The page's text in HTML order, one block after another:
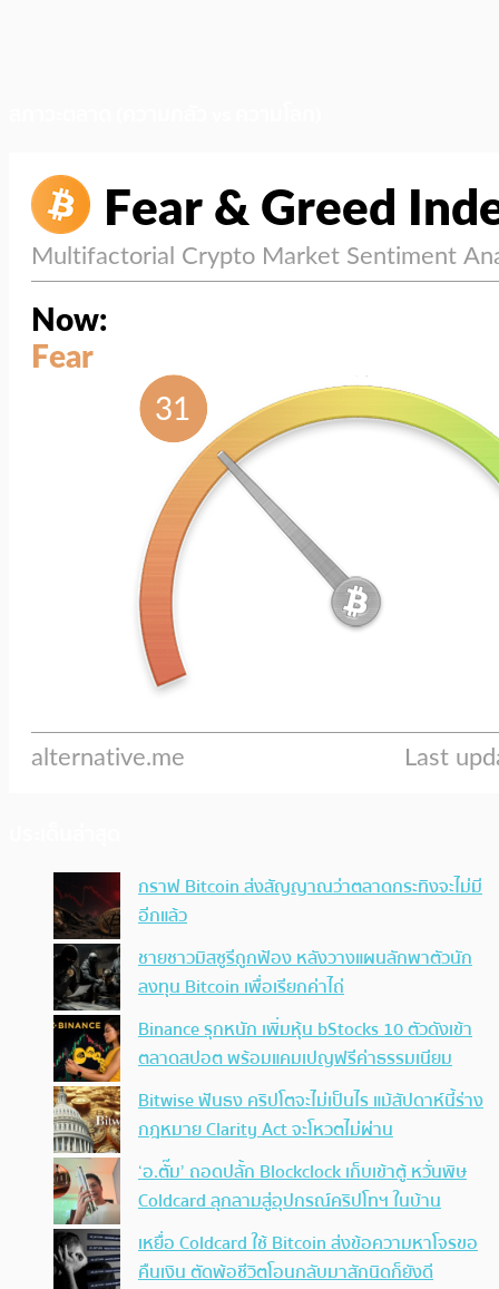
กราฟ Bitcoin ส่งสัญญาณว่าตลาดกระทิงจะไม่มี
อีกแล้ว
ชายชาวมิสซูรีถูกฟ้อง หลังวางแผนลักพาตัวนัก
ลงทุน Bitcoin เพื่อเรียกค่าไถ่
Binance รุกหนัก เพิ่มหุ้น bStocks 10 ตัวดังเข้า
ตลาดสปอต พร้อมแคมเปญฟรีค่าธรรมเนียม
Bitwise ฟันธง คริปโตจะไม่เป็นไร แม้สัปดาห์นี้ร่าง
กฎหมาย Clarity Act จะโหวตไม่ผ่าน
‘อ.ตั๊ม’ ถอดปลั้ก Blockclock เก็บเข้าตู้ หวั่นพิษ
Coldcard ลุกลามสู่อุปกรณ์คริปโทฯ ในบ้าน
เหยื่อ Coldcard ใช้ Bitcoin ส่งข้อความหาโจรขอ
คืนเงิน ตัดพ้อชีวิตโอนกลับมาสักนิดก็ยังดี